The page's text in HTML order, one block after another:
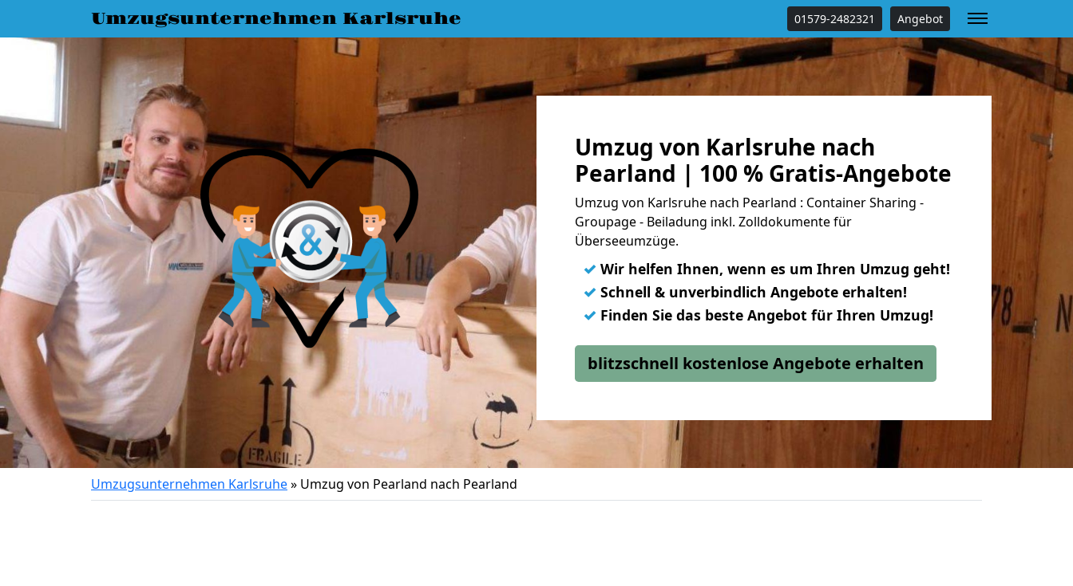
Umzugsunternehmen Karlsruhe 01579-2482321 Angebot
Umzug von Karlsruhe nach
Pearland | 100 % Gratis-Angebote
Umzug von Karlsruhe nach Pearland : Container Sharing -
Groupage - Beiladung inkl. Zolldokumente für
Überseeumzüge.
✓ Wir helfen Ihnen, wenn es um Ihren Umzug geht!
✓ Schnell & unverbindlich Angebote erhalten!
✓ Finden Sie das beste Angebot für Ihren Umzug!
blitzschnell kostenlose Angebote erhalten
Umzugsunternehmen Karlsruhe» Umzug von Pearland nach Pearland